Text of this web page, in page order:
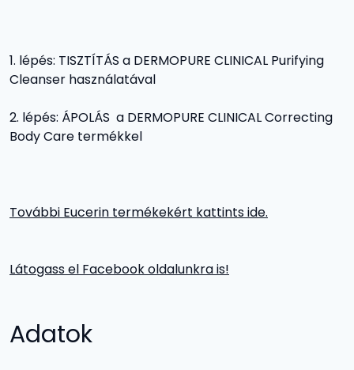
lépés: TISZTÍTÁS a DERMOPURE CLINICAL Purifying
Cleanser használatával
lépés: ÁPOLÁS a DERMOPURE CLINICAL Correcting
Body Care termékkel
További Eucerin termékekért kattints ide.
Látogass el Facebook oldalunkra is!
Adatok